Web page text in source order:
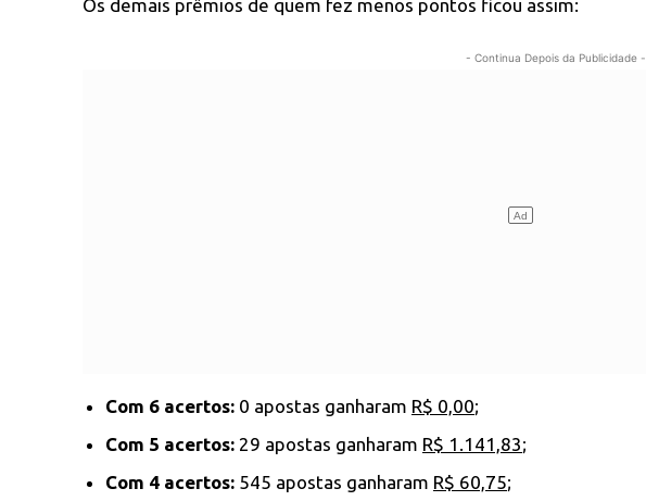
Os demais prêmios de quem fez menos pontos ficou assim:
- Continua Depois da Publicidade -
Com 6 acertos: 0 apostas ganharam R$ 0,00;
Com 5 acertos: 29 apostas ganharam R$ 1.141,83;
Com 4 acertos: 545 apostas ganharam R$ 60,75;